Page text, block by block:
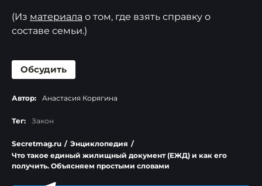
(Из материала о том, где взять справку о
составе семьи.)
Обсудить
Автор: Анастасия Корягина
Тег: Закон
Secretmag.ru / Энциклопедия /
Что такое единый жилищный документ (ЕЖД) и как его
получить. Объясняем простыми словами